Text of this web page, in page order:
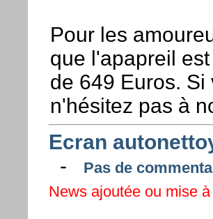
Pour les
que l'apapreil
de 649 Euros.
n'hésitez pas à
Ecran
-
Pas de
News ajoutée ou mise